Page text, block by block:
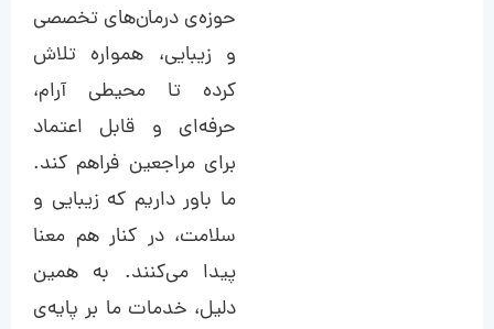
حوزه‌ی درمان‌های تخصصی
و زیبایی، همواره تلاش
کرده تا محیطی آرام،
حرفه‌ای و قابل اعتماد
برای مراجعین فراهم کند.
ما باور داریم که زیبایی و
سلامت، در کنار هم معنا
پیدا می‌کنند. به همین
دلیل، خدمات ما بر پایه‌ی